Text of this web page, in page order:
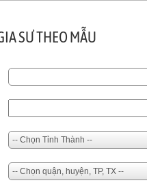
SƯ THEO MẪU